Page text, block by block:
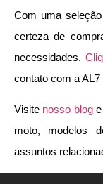
Com uma
certeza de
necessidades.
contato com a AL7
Visite nosso bloge
moto, modelos
assuntos